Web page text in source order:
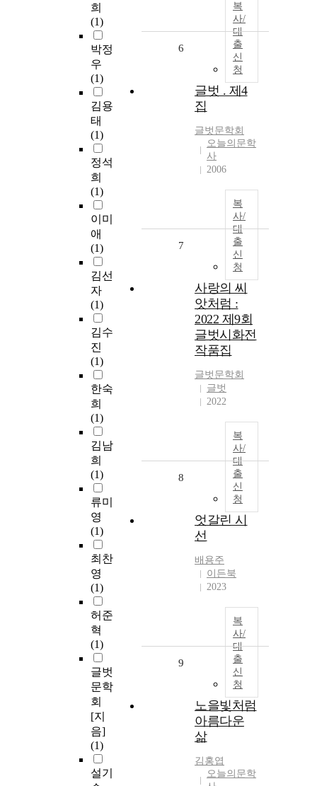
희
(1)
박정
우
(1)
김용
태
(1)
정석
희
(1)
이미
애
(1)
김선
자
(1)
김수
진
(1)
한숙
희
(1)
김남
희
(1)
류미
영
(1)
최찬
영
(1)
허준
혁
(1)
글벗
문학
회
[지
음]
(1)
설기
복
사/
대
출
신
청
6
글벗 . 제4
집
글벗문학회
오늘의문학
사
2006
복
사/
대
출
신
청
7
사랑의 씨
앗처럼 :
2022 제9회
글벗시화전
작품집
글벗문학회
글벗
2022
복
사/
대
출
신
청
8
엇갈린 시
선
배용주
이든북
2023
복
사/
대
출
신
청
9
노을빛처럼
아름다운
삶
김홍엽
오늘의문학